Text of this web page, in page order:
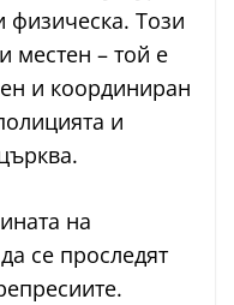
физическа. Този
местен – той е
и координиран
и
на
се проследят